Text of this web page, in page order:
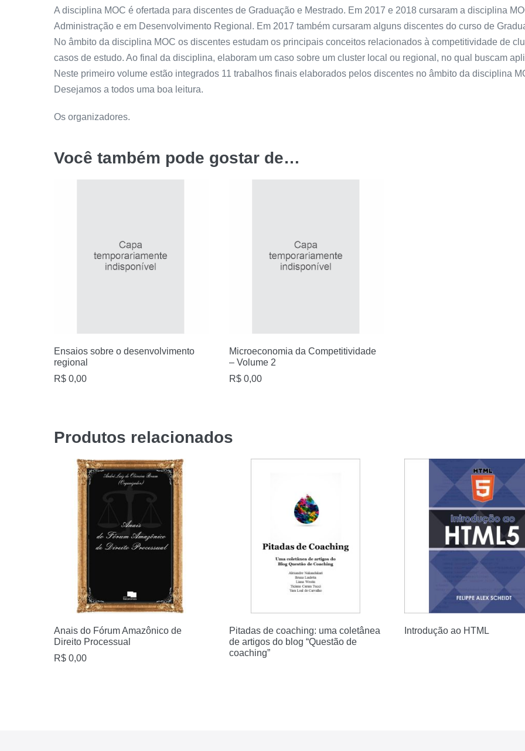
A disciplina MOC é ofertada para discentes de Graduação e Mestrado. Em 2017 e 2018 cursaram a disciplina
Administração e em Desenvolvimento Regional. Em 2017 também cursaram alguns discentes do curso de
No âmbito da disciplina MOC os discentes estudam os principais conceitos relacionados à competitividade de
casos de estudo. Ao final da disciplina, elaboram um caso sobre um cluster local ou regional, no qual buscam
Neste primeiro volume estão integrados 11 trabalhos finais elaborados pelos discentes no âmbito da disciplina
Desejamos a todos uma boa leitura.
Os organizadores.
Você também pode gostar de…
Ensaios sobre o desenvolvimento
regional
R$ 0,00
Microeconomia da Competitividade
– Volume 2
R$0,00
Produtos relacionados
Anais do Fórum Amazônico de
Direito Processual
R$ 0,00
Pitadas de coaching: uma coletânea
de artigos do blog “Questão de
coaching”
Introdução ao HTML